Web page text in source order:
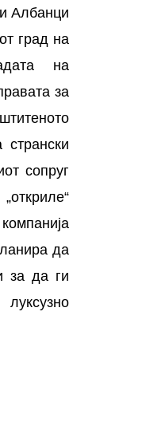
Албанци
град на
на
за
странски
сопруг
да
за да ги